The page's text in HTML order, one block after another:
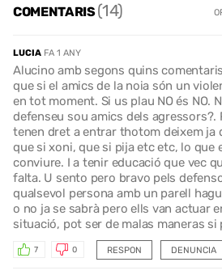
COMENTARIS(14)
LUCIA FA 1 ANY
Alucino amb segons quins
que si el amics de la noia són un
en tot moment. Si us plau NO és NO.
defenseu sou amics dels agressors?.
tenen dret a entrar thotom deixem ja
que si xoni, que si pija etc etc, lo que
conviure. I a tenir educació que vec
falta. U sento pero bravo pels
qualsevol persona amb un parell
o no ja se sabrà pero ells van actuar
situació, pot ser de malas maneras si
RESPON
7 0 DENUNCIA